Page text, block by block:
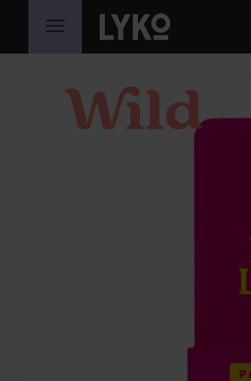
HOPPA TILL INNEHÅLLET
HOPPA ÖVER SEKTIONEN